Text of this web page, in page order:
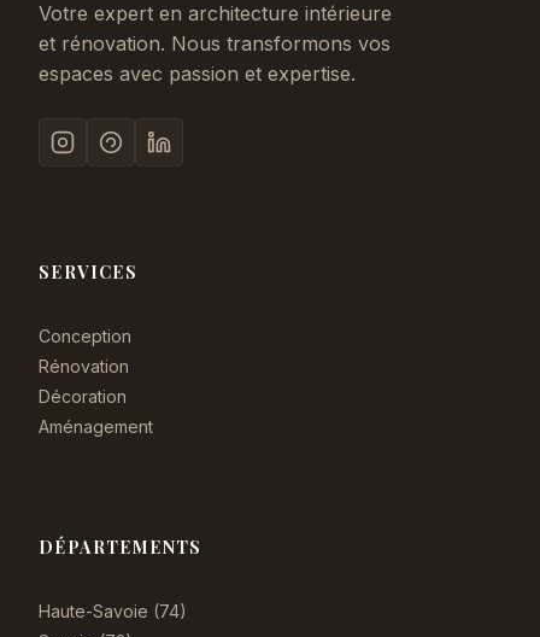
Votre expert en architecture intérieure
et rénovation. Nous transformons vos
espaces avec passion et expertise.
SERVICES
Conception
Rénovation
Décoration
Aménagement
DÉPARTEMENTS
Haute-Savoie (74)